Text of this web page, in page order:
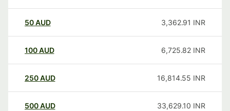
50AUD 3,362.91 INR
100AUD 6,725.82 INR
250AUD 16,814.55 INR
500AUD 33,629.10 INR